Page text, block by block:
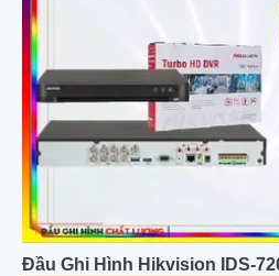
Đầu Ghi Hình Hikvision IDS-